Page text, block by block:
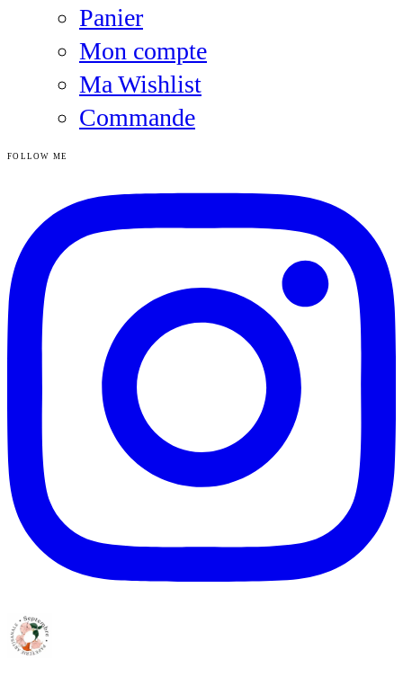
Panier
Mon compte
Ma Wishlist
Commande
FOLLOW ME